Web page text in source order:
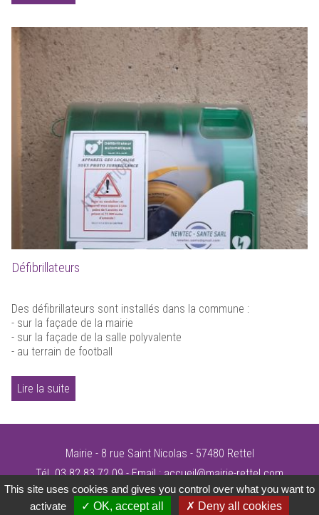
Défibrillateurs
Des défibrillateurs sont installés dans la commune :
- sur la façade de la mairie
- sur la façade de la salle polyvalente
- au terrain de football
Lire la suite
Mairie - 8 rue Saint Nicolas - 57480 Rettel
Tél. 03 82 83 72 09 - Email :accueil@mairie-rettel.com
©Mairie de Rettel-mentions légales-plan du site-conception site alternativedg
This site uses cookies and gives you control over what you want to
activate
OK, accept all Deny all cookies